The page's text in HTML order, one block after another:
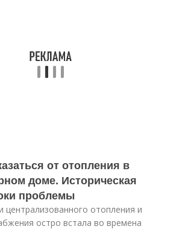
от отопления в
доме. Историческая
проблемы
централизованного отопления и
остро встала во времена